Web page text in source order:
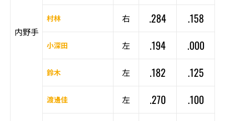
内野手
村林 右 .284 .158
小深田 左 .194 .000
鈴木 左 .182 .125
渡邊佳 左 .270 .100